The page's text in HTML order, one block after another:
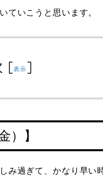
ていこうと思います。
[表示 ]
）】
み過ぎて、かなり早い